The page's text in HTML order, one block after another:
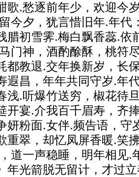
歌.愁逐前年少，欢迎今
今夕，犹言惜旧年.年代
腊初雪霁.梅白飘香蕊.
门神，酒酌酴酥，桃符
都教退.交年换新岁，长
遐昌，年年共同守岁.年
浅.听爆竹送穷，椒花待
开宴.介我百千眉寿，齐
妍粉面.女伴.频告语，守
重翠，却忆凤屏香暖.笑
道一声稳睡，明年相见.
年光箭脱无留计，才过